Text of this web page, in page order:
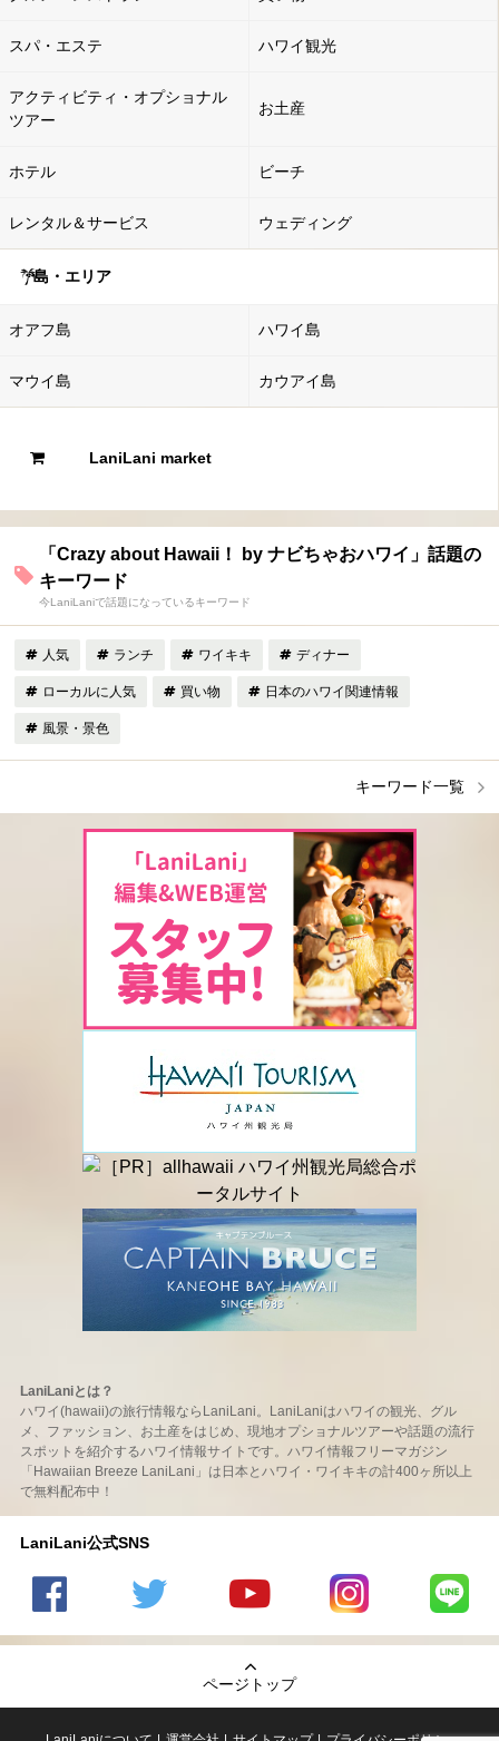
スパ・エステ ハワイ観光
アクティビティ・オプショナル
ツアー
お土産
ホテル ビーチ
レンタル＆サービス ウェディング
島・エリア
オアフ島 ハワイ島
マウイ島 カウアイ島
LaniLani market
「Crazy about Hawaii！ by ナビちゃおハワイ」話題の
キーワード
今LaniLaniで話題になっているキーワード
人気 ランチ ワイキキ ディナー
ローカルに人気 買い物 日本のハワイ関連情報
風景・景色
キーワード一覧
LaniLaniとは？
ハワイ(hawaii)の旅行情報ならLaniLani。LaniLaniはハワイの観光、グル
メ、ファッション、お土産をはじめ、現地オプショナルツアーや話題の流行
スポットを紹介するハワイ情報サイトです。ハワイ情報フリーマガジン
「Hawaiian Breeze LaniLani」は日本とハワイ・ワイキキの計400ヶ所以上
で無料配布中！
LaniLani公式SNS
の
のtwitter
の
Youtube
チャンネ
LaniLani
LaniLani
ページトップ